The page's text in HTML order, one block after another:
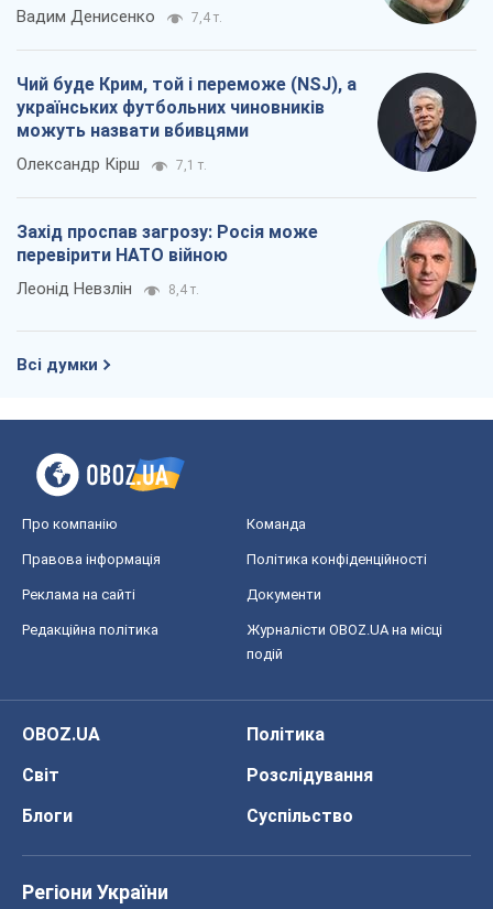
Вадим Денисенко 7,4 т.
Чий буде Крим, той і переможе (NSJ), а
українських футбольних чиновників
можуть назвати вбивцями
Олександр Кірш 7,1 т.
Захід проспав загрозу: Росія може
перевірити НАТО війною
Леонід Невзлін 8,4 т.
Всі думки
Про компанію Команда
Правова інформація Політика конфіденційності
Реклама на сайті Документи
Редакційна політика
Журналісти OBOZ.UA на місці
подій
OBOZ.UA
Політика
Світ
Розслідування
Блоги
Суспільство
Регіони України